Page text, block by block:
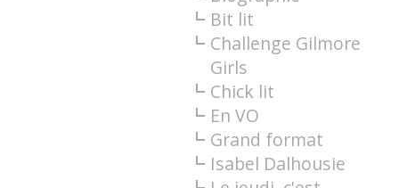
Bit lit
Challenge Gilmore
Girls
Chick lit
En VO
Grand format
Isabel Dalhousie